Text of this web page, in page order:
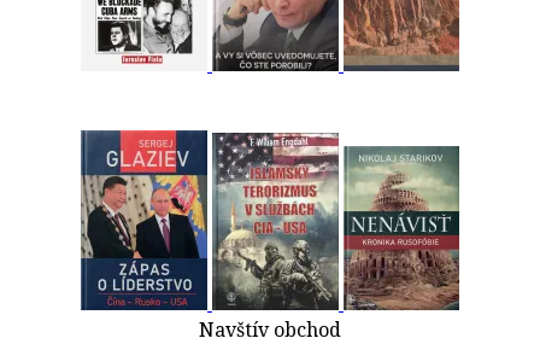
Navštív obchod